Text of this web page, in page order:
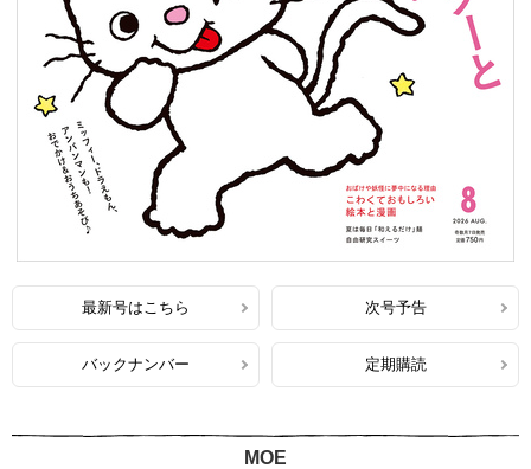
最新号はこちら 次号予告
バックナンバー 定期購読
MOE